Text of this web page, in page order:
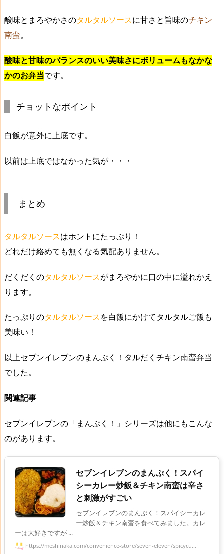
酸味とまろやかさのタルタルソースに甘さと旨味のチキン
南蛮。
酸味と甘味のバランスのいい美味さにボリュームもなかな
かのお弁当です。
チョットなポイント
白飯が意外に上底です。
以前は上底ではなかった気が・・・
まとめ
タルタルソースはホントにたっぷり！
どれだけ絡めても無くなる気配ありません。
だくだくのタルタルソースがまろやかに口の中に溢れかえ
ります。
たっぷりのタルタルソースを白飯にかけてタルタルご飯も
美味い！
以上セブンイレブンのまんぷく！タルだくチキン南蛮弁当
でした。
関連記事
セブンイレブンの「まんぷく！」シリーズは他にもこんな
のがあります。
セブンイレブンのまんぷく！スパイ
シーカレー炒飯＆チキン南蛮は辛さ
と刺激がすごい
セブンイレブンのまんぷく！スパイシーカレ
ー炒飯＆チキン南蛮を食べてみました。カレ
ーは大好きですが ...
https://meshinaka.com/convenience-store/seven-eleven/spicycu...